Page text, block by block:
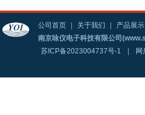
公司首页 关于我们 产品展示
南京咏仪电子科技有限公司
苏ICP备2023004737号-1
网